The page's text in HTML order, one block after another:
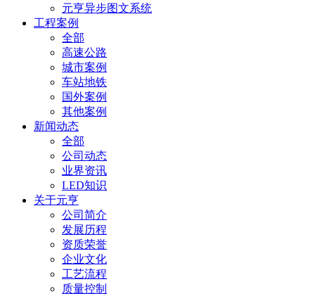
元亨异步图文系统
工程案例
全部
高速公路
城市案例
车站地铁
国外案例
其他案例
新闻动态
全部
公司动态
业界资讯
LED知识
关于元亨
公司简介
发展历程
资质荣誉
企业文化
工艺流程
质量控制